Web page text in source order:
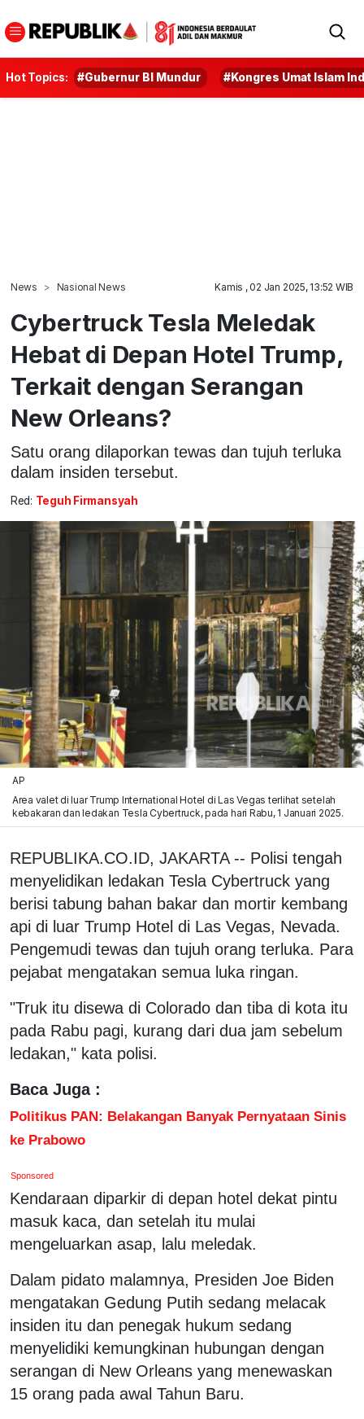
Hot Topics: #Gubernur BI Mundur #Kongres Umat Islam
News Nasional News Kamis , 02 Jan 2025, 13:52 WIB
Cybertruck Tesla Meledak
Hebat di Depan Hotel Trump,
Terkait dengan Serangan
New Orleans?
Satu orang dilaporkan tewas dan tujuh terluka
dalam insiden tersebut.
Red: Teguh Firmansyah
AP
Area valet di luar Trump International Hotel di Las Vegas terlihat setelah
kebakaran dan ledakan Tesla Cybertruck, pada hari Rabu, 1 Januari 2025.
REPUBLIKA.CO.ID, JAKARTA -- Polisi tengah
menyelidikan ledakan Tesla Cybertruck yang
berisi tabung bahan bakar dan mortir kembang
api di luar Trump Hotel di Las Vegas, Nevada.
Pengemudi tewas dan tujuh orang terluka. Para
pejabat mengatakan semua luka ringan.
"Truk itu disewa di Colorado dan tiba di kota itu
pada Rabu pagi, kurang dari dua jam sebelum
ledakan," kata polisi.
Baca Juga :
Politikus PAN: Belakangan Banyak Pernyataan Sinis
ke Prabowo
Sponsored
Kendaraan diparkir di depan hotel dekat pintu
masuk kaca, dan setelah itu mulai
mengeluarkan asap, lalu meledak.
Dalam pidato malamnya, Presiden Joe Biden
mengatakan Gedung Putih sedang melacak
insiden itu dan penegak hukum sedang
menyelidiki kemungkinan hubungan dengan
serangan di New Orleans yang menewaskan
15 orang pada awal Tahun Baru.